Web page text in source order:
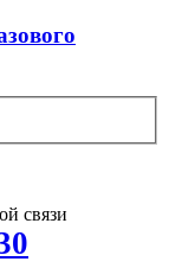
связи